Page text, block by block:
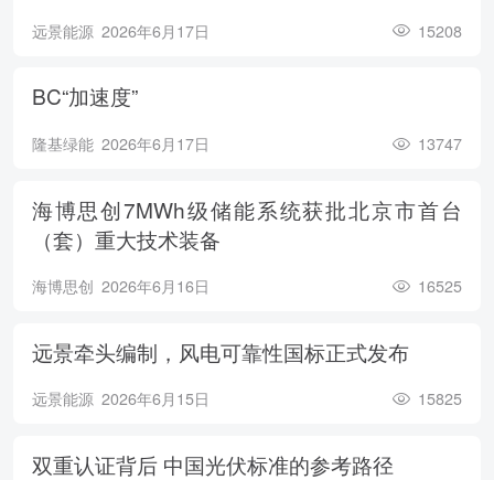
远景能源 2026年6月17日 15208
BC“加速度”
隆基绿能 2026年6月17日 13747
海博思创7MWh级储能系统获批北京市首台
（套）重大技术装备
海博思创 2026年6月16日 16525
远景牵头编制，风电可靠性国标正式发布
远景能源 2026年6月15日 15825
双重认证背后 中国光伏标准的参考路径